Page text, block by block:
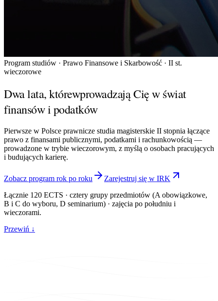
Program studiów · Prawo Finansowe i Skarbowość · II st.
wieczorowe
Dwa lata, którewprowadzają Cię w świat
finansów i podatków
Pierwsze w Polsce prawnicze studia magisterskie II stopnia łączące
prawo z finansami publicznymi, podatkami i rachunkowością —
prowadzone w trybie wieczorowym, z myślą o osobach pracujących
i budujących karierę.
Zobacz program rok po roku
Zarejestruj się w IRK
Łącznie 120 ECTS · cztery grupy przedmiotów (A obowiązkowe,
B i C do wyboru, D seminarium) · zajęcia po południu i
wieczorami.
Przewiń ↓